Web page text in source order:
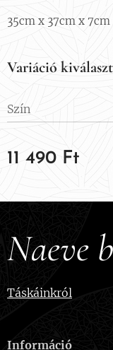
35cm x 37cm x 7cm
Variáció
Szín
11 490 Ft
Naeve
Táskáinkról
Információ